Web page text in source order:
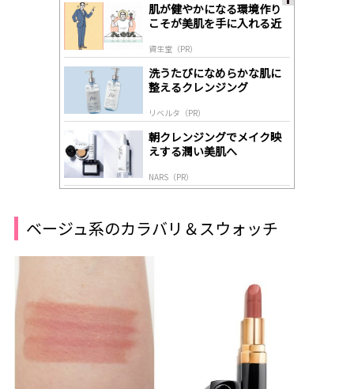
肌が健やかになる環境作り
こそが美肌を手に入れる近
資生堂（PR）
洗うたびになめらかな肌に
整えるクレンジング
リベルタ（PR）
朝クレンジングでメイク映
えする潤い美肌へ
NARS（PR）
ベージュ系のカラバリ＆スウォッチ